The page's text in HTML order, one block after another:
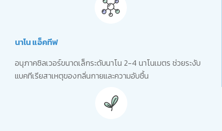
นาโน แอ็คทีฟ
อนุภาคซิลเวอร์ขนาดเล็กระดับนาโน 2-4 นาโนเมตร ช่วยระงับ
แบคทีเรียสาเหตุของกลิ่นกายและความอับชื้น